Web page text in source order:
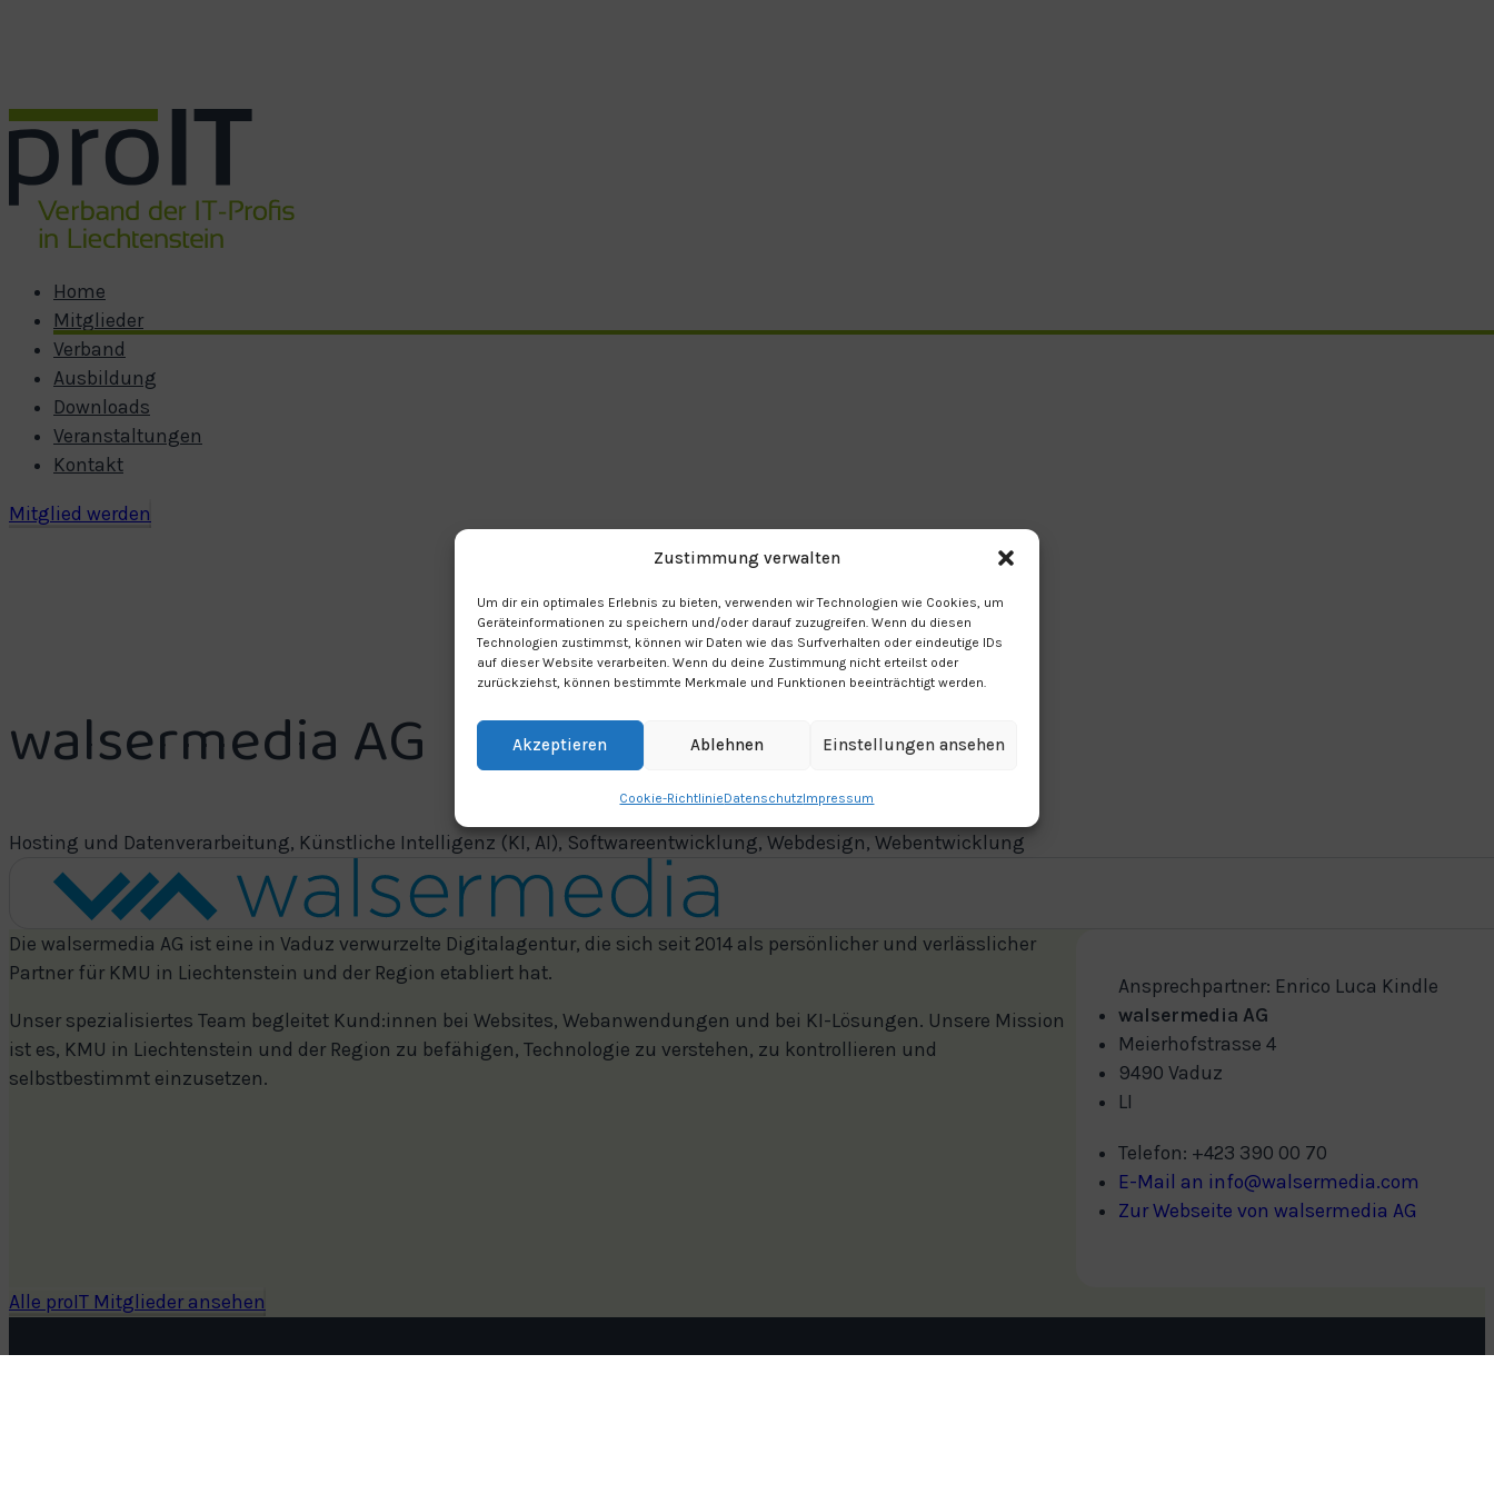
Zustimmung verwalten
Um dir ein optimales Erlebnis zu bieten, verwenden wir Technologien wie Cookies, um
Geräteinformationen zu speichern und/oder darauf zuzugreifen. Wenn du diesen
Technologien zustimmst, können wir Daten wie das Surfverhalten oder eindeutige IDs
auf dieser Website verarbeiten. Wenn du deine Zustimmung nicht erteilst oder
zurückziehst, können bestimmte Merkmale und Funktionen beeinträchtigt werden.
Akzeptieren Ablehnen Einstellungen ansehen
Cookie-RichtlinieDatenschutzImpressum
Home
Mitglieder
Verband
Ausbildung
Downloads
Veranstaltungen
Kontakt
Mitglied werden
walsermedia AG
Hosting und Datenverarbeitung, Künstliche Intelligenz (KI, AI), Softwareentwicklung, Webdesign, Webentwicklung
Die walsermedia AG ist eine in Vaduz verwurzelte Digitalagentur, die sich seit 2014 als persönlicher und verlässlicher
Partner für KMU in Liechtenstein und der Region etabliert hat.
Unser spezialisiertes Team begleitet Kund:innen bei Websites, Webanwendungen und bei KI-Lösungen. Unsere Mission
ist es, KMU in Liechtenstein und der Region zu befähigen, Technologie zu verstehen, zu kontrollieren und
selbstbestimmt einzusetzen.
Ansprechpartner: Enrico Luca Kindle
walsermedia AG
Meierhofstrasse 4
9490 Vaduz
LI
Telefon: +423 390 00 70
E-Mail an info@walsermedia.com
Zur Webseite von walsermedia AG
Alle proIT Mitglieder ansehen